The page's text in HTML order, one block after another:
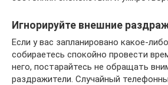
Игнорируйте внешние
Если у вас запланировано какое-
собираетесь спокойно провести
него, постарайтесь не обращать
раздражители. Случайный